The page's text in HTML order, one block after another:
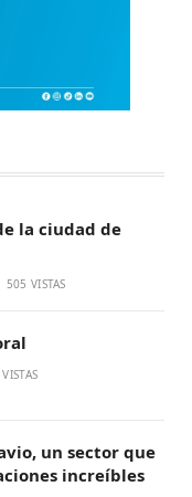
la ciudad de
505 VISTAS
VISTAS
un sector que
increíbles